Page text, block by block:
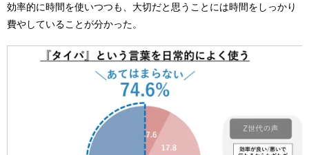
効率的に時間を使いつつも、大切だと思うことには時間をしっかり
費やしていることが分かった。